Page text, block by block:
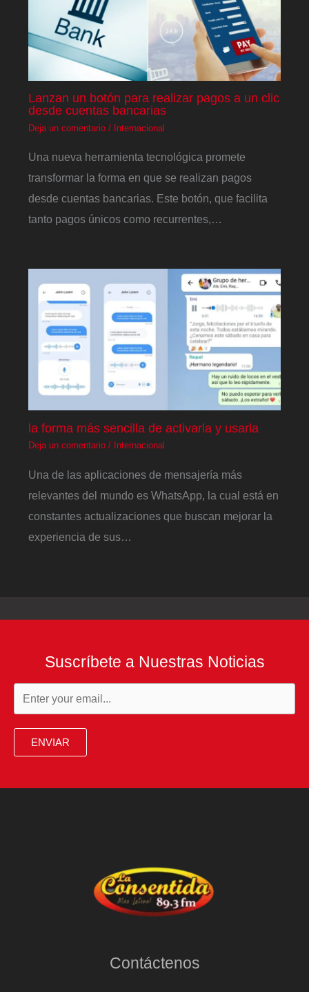
Lanzan un botón para realizar pagos a un clic
desde cuentas bancarias
Deja un comentario / Internacional
Una nueva herramienta tecnológica promete
transformar la forma en que se realizan pagos
desde cuentas bancarias. Este botón, que facilita
tanto pagos únicos como recurrentes,…
la forma más sencilla de activarla y usarla
Deja un comentario / Internacional
Una de las aplicaciones de mensajería más
relevantes del mundo es WhatsApp, la cual está en
constantes actualizaciones que buscan mejorar la
experiencia de sus…
Suscríbete a Nuestras Noticias
ENVIAR
Contáctenos